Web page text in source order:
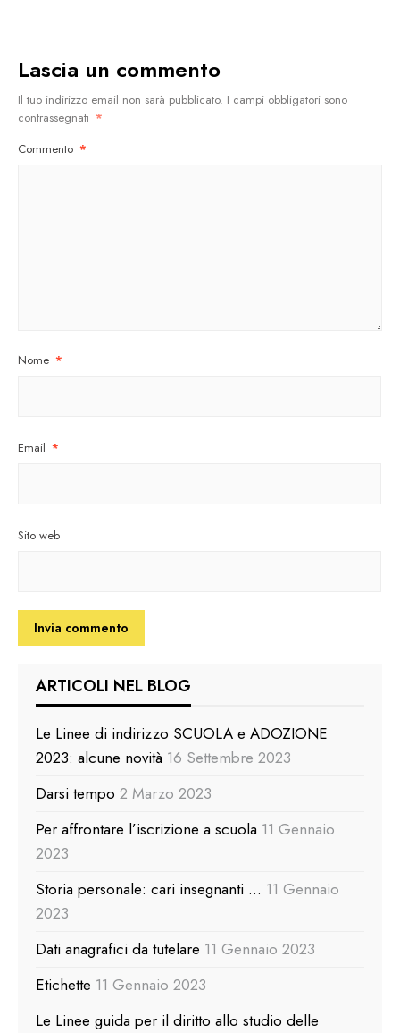
Lascia un commento
Il tuo indirizzo email non sarà pubblicato. I campi obbligatori sono
contrassegnati *
Commento *
Nome *
Email *
Sito web
ARTICOLI NEL BLOG
Le Linee di indirizzo SCUOLA e ADOZIONE
2023: alcune novità 16 Settembre 2023
Darsi tempo 2 Marzo 2023
Per affrontare l’iscrizione a scuola 11 Gennaio
2023
Storia personale: cari insegnanti … 11 Gennaio
2023
Dati anagrafici da tutelare 11 Gennaio 2023
Etichette 11 Gennaio 2023
Le Linee guida per il diritto allo studio delle